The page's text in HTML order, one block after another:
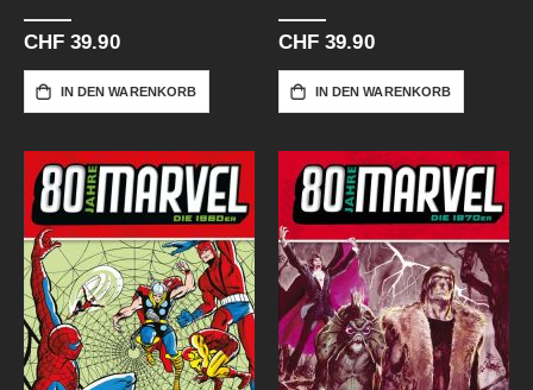
CHF 39.90
IN DEN WARENKORB
CHF 39.90
IN DEN WARENKORB